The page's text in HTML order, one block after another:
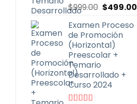
Valorado
con
5
$999.00 El
original
era:
$999.00.
$499.00
Examen Proceso
de Promoción
(Horizontal)
Preescolar +
Temario
Desarrollado +
Curso 2024